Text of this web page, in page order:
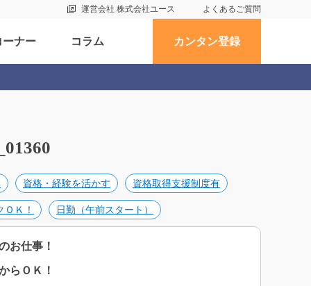
運営会社 株式会社ユース よくあるご質問
ーナー コラム カンタン登録
資格・経験を活かす 資格取得支援制度有
ＯＫ！ 日勤（午前スタート）
お仕事！
らＯＫ！